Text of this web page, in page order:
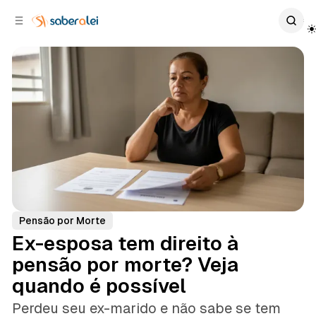
Pensão por Morte
Ex-esposa tem direito à
pensão por morte? Veja
quando é possível
Perdeu seu ex-marido e não sabe se tem